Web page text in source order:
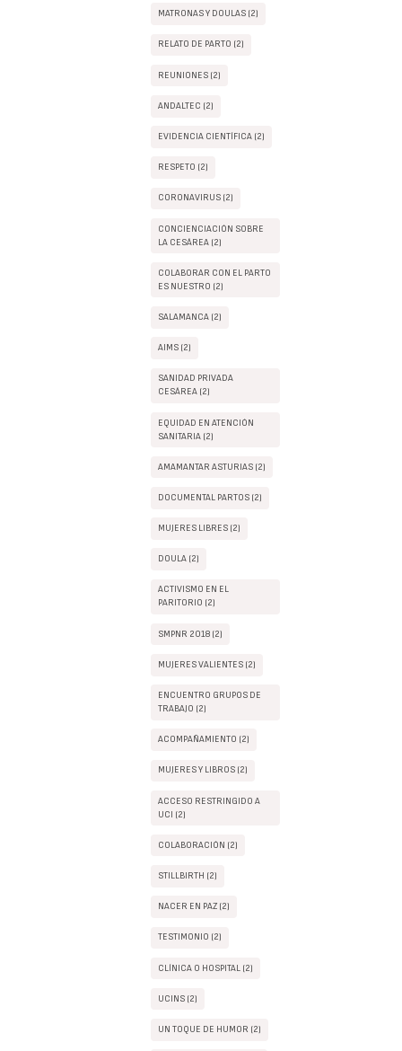
MATRONAS Y DOULAS (2)
RELATO DE PARTO (2)
REUNIONES (2)
ANDALTEC (2)
EVIDENCIA CIENTÍFICA (2)
RESPETO (2)
CORONAVIRUS (2)
CONCIENCIACIÓN SOBRE
LA CESÁREA (2)
COLABORAR CON EL PARTO
ES NUESTRO (2)
SALAMANCA (2)
AIMS (2)
SANIDAD PRIVADA
CESÁREA (2)
EQUIDAD EN ATENCIÓN
SANITARIA (2)
AMAMANTAR ASTURIAS (2)
DOCUMENTAL PARTOS (2)
MUJERES LIBRES (2)
DOULA (2)
ACTIVISMO EN EL
PARITORIO (2)
SMPNR 2018 (2)
MUJERES VALIENTES (2)
ENCUENTRO GRUPOS DE
TRABAJO (2)
ACOMPAÑAMIENTO (2)
MUJERES Y LIBROS (2)
ACCESO RESTRINGIDO A
UCI (2)
COLABORACIÓN (2)
STILLBIRTH (2)
NACER EN PAZ (2)
TESTIMONIO (2)
CLÍNICA O HOSPITAL (2)
UCINS (2)
UN TOQUE DE HUMOR (2)